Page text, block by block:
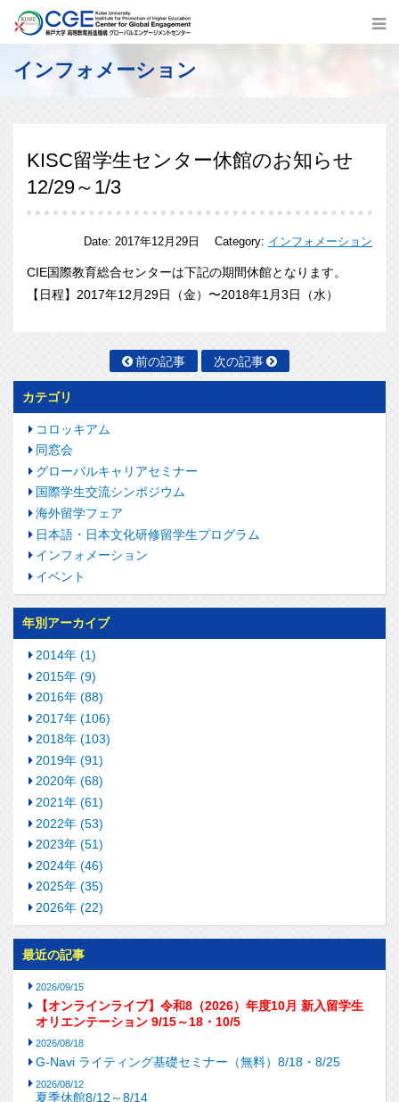
インフォメーション
KISC留学生センター休館のお知らせ
12/29～1/3
Date:2017年12月29日 Category: インフォメーション
CIE国際教育総合センターは下記の期間休館となります。
【日程】2017年12月29日（金）〜2018年1月3日（水）
前の記事 次の記事
カテゴリ
コロッキアム
同窓会
グローバルキャリアセミナー
国際学生交流シンポジウム
海外留学フェア
日本語・日本文化研修留学生プログラム
インフォメーション
イベント
年別アーカイブ
2014年 (1)
2015年 (9)
2016年 (88)
2017年 (106)
2018年 (103)
2019年 (91)
2020年 (68)
2021年 (61)
2022年 (53)
2023年 (51)
2024年 (46)
2025年 (35)
2026年 (22)
最近の記事
2026/09/15
【オンラインライブ】令和8（2026）年度10月 新入留学生
オリエンテーション 9/15～18・10/5
2026/08/18
G-Navi ライティング基礎セミナー（無料）8/18・8/25
2026/08/12
夏季休館8/12～8/14